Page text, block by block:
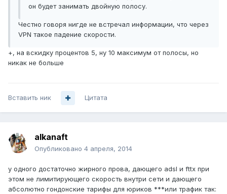
он будет занимать двойную полосу.
Честно говоря нигде не встречал информации, что через
VPN такое падение скорости.
+, на вскидку процентов 5, ну 10 максимум от полосы, но
никак не больше
Вставить ник Цитата
alkanaft
Опубликовано 4 апреля, 2014
у одного достаточно жирного прова, дающего adsl и fttx при
этом не лимитирующего скорость внутри сети и дающего
абсолютно гондонские тарифы для юриков ***или трафик так: